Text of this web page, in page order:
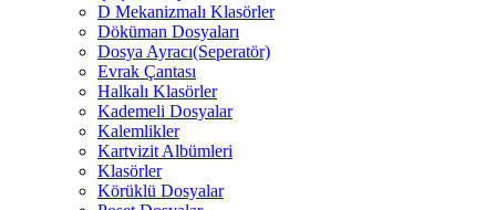
D Mekanizmalı Klasörler
Döküman Dosyaları
Dosya Ayracı(Seperatör)
Evrak Çantası
Halkalı Klasörler
Kademeli Dosyalar
Kalemlikler
Kartvizit Albümleri
Klasörler
Körüklü Dosyalar